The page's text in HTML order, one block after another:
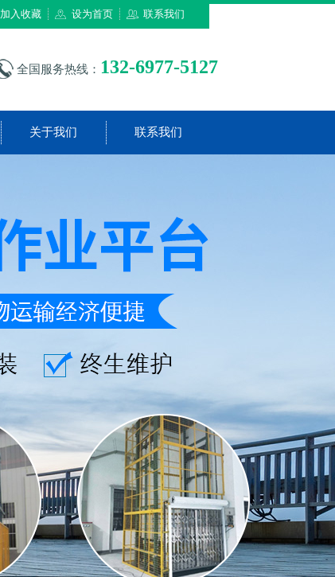
加入收藏 设为首页 联系我们
全国服务热线： 132-6977-5127
关于我们 联系我们